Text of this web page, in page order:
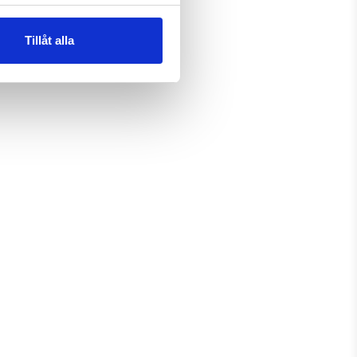
Tillåt alla